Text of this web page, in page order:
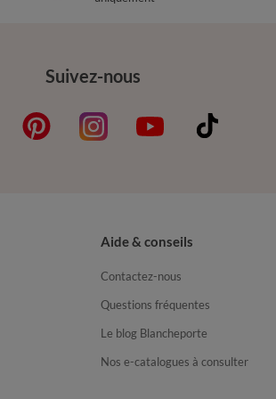
Suivez-nous
Aide & conseils
Contactez-nous
Questions fréquentes
Le blog Blancheporte
Nos e-catalogues à consulter